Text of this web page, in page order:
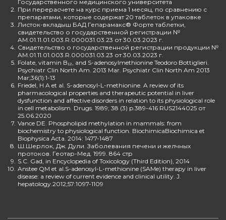
Государственного медицинского университета
2. При перерасчете на курс приема 1 месяц, по сравнению с
препаратами, которые содержат 20 таблеток в упаковке
3. Листок-вкладыш БАД Гепарамакс® Форте таблетки,
свидетельство о государственной регистрации №
AM.01.11.01.003.R.000031.03.23 от 30.03.2023 г.
4. Свидетельство о государственной регистрации продукции №
AM.01.11.01.003.R.000031.03.23 от 30.03.2023 г.
5. Folate, vitamin B₁₂, and S-adenosylmethionine Teodoro Bottiglieri.
Psychiatr Clin North Am. 2013 Mar. Psychiatr Clin North Am 2013
Mar;36(1):1-13
6. Friedel, H A et al. S-adenosyl-L-methionine. A review of its
pharmacological properties and therapeutic potential in liver
dysfunction and affective disorders in relation to its physiological role
in cell metabolism. Drugs. 1989; 38 (3) p.389-416 RUS2144025 от
25.06.2020
7. Vance DE. Phospholipid methylation in mammals: from
biochemistry to physiological function. BiochimicaBiochimica et
Biophysica Acta. 2014: 1477-1487
8. Ш.Шерлок, Дж. Дули. Заболевания печени и желчных
протоков. Геотар-Мед. 1999. 864 стр
9. S.C. Gad, in Encyclopedia of Toxicology (Third Edition), 2014
10. Anstee QM et al.S-adenosyl-L-methionine (SAMe) therapy in liver
disease: a review of current evidence and clinical utility. J.
hepatology.2012;57:1097-1109